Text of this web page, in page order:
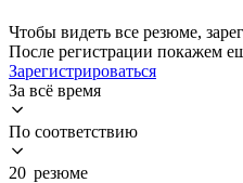
Чтобы видеть все резюме,
После регистрации покажем
Зарегистрироваться
За всё время
По соответствию
20 резюме